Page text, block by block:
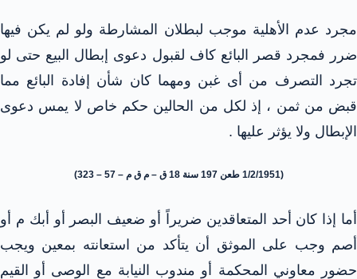
مجرد عدم الأهلية موجب لبطلان المشارطة ولو لم يكن فيها
ضرر فمجرد قصر البائع كاف لقبول دعوى إبطال البيع حتى لو
تجرد التصرف من أى غبن ومهما كان شأن إفادة البائع مما
قبض من ثمن ، إذ لكل من الحالين حكم خاص لا يمس دعوى
الإبطال ولا يؤثر عليها .
(1/2/1951 طعن 197 سنة 18 ق – م ق م – 57 – 323)
أما إذا كان أحد المتعاقدين ضريراً أو ضعيف البصر أو أبك م أو
أصم وجب على الموثق أن يتأكد من استعانته بمعين ويجب
حضور معاوني المحكمة أو مندوب النيابة مع الوصى أو القيم